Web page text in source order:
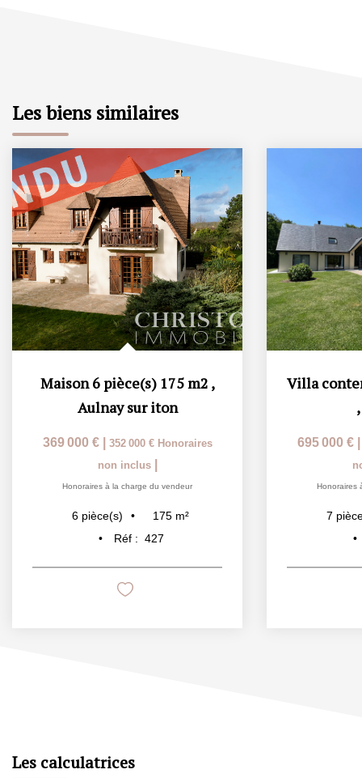
Les biens similaires
Maison 6 pièce(s) 175 m2 ,
Aulnay sur iton
369 000 € 352 000 € Honoraires
non inclus
Honoraires à la charge du vendeur
6 pièce(s) 175 m²
Réf : 427
,
695 000 €
Honoraires
7
Les calculatrices